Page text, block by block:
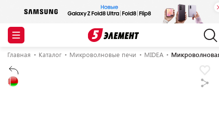
Главная Каталог Микроволновые печи MIDEA